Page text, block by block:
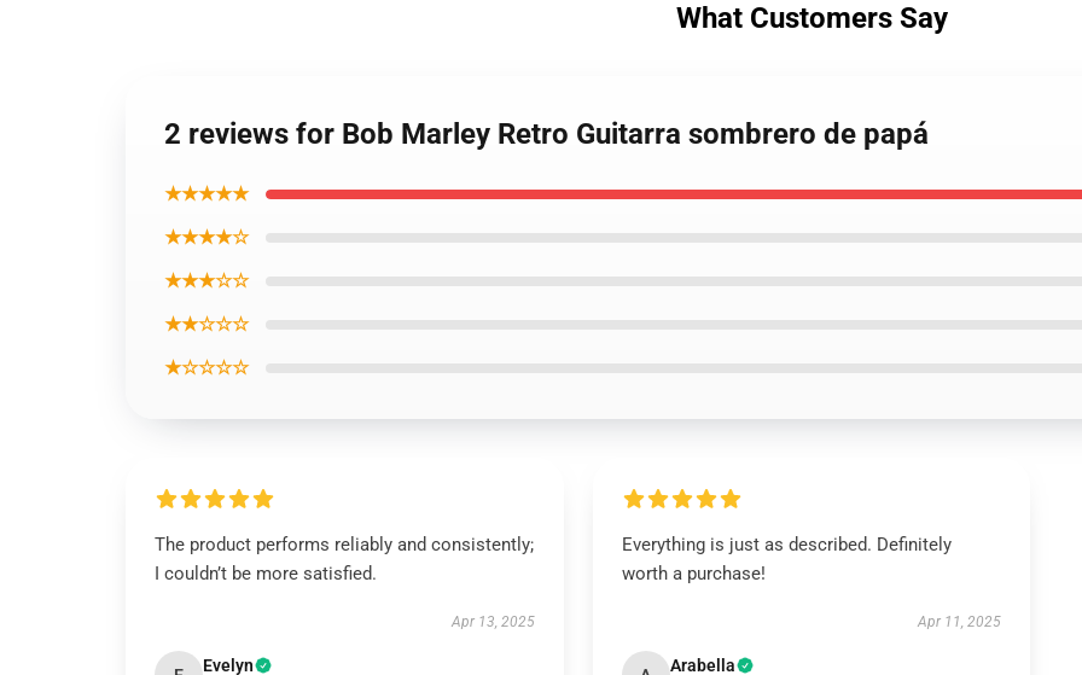
What Customers Say
2 reviews for Bob Marley Retro Guitarra sombrero de papá
★★★★★
★★★★☆
★★★☆☆
★★☆☆☆
★☆☆☆☆
The product performs reliably and consistently;
I couldn’t be more satisfied.
Apr 13, 2025
Evelyn
Everything is just as described. Definitely
worth a purchase!
Apr 11, 2025
Arabella